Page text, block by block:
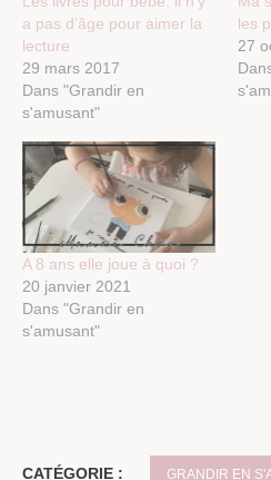
a pas d’âge pour aimer la
lecture
29 mars 2017
Dans "Grandir en
s'amusant"
les
27
A 8 ans elle joue à quoi ?
20 janvier 2021
Dans "Grandir en
s'amusant"
CATÉGORIE : GRANDIR EN